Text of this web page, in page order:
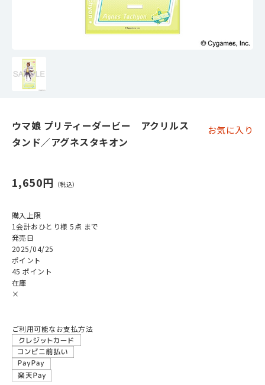
ウマ娘 プリティーダービー アクリルス
タンド／アグネスタキオン
お気に入り
1,650円
購入上限
1会計おひとり様 5点 まで
発売日
2025/04/25
ポイント
45 ポイント
在庫
×
ご利用可能なお支払方法